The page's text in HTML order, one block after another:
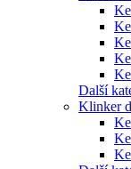
Další
Klinker